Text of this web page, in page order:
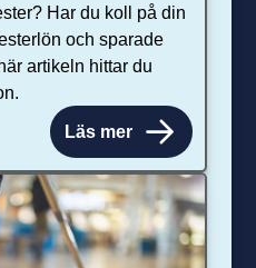
Har du koll på din
och sparade
artikeln hittar du
Läs mer